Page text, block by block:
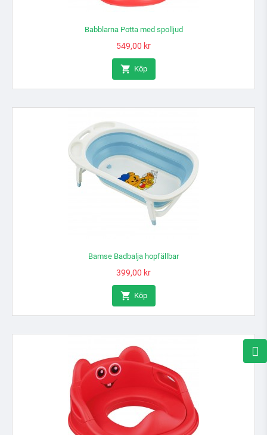
Babblarna Potta med spolljud
Pris
549,00 kr
 Köp
Bamse Badbalja hopfällbar
Pris
399,00 kr
 Köp